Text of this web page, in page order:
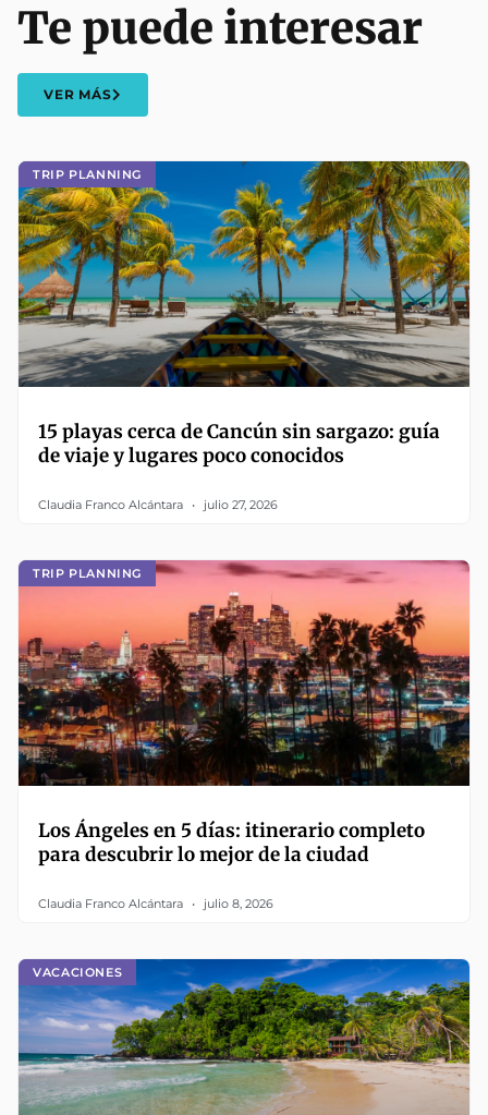
TRIP PLANNING
15 playas cerca de Cancún sin sargazo: guía
de viaje y lugares poco conocidos
Claudia Franco Alcántara julio 27, 2026
TRIP PLANNING
Los Ángeles en 5 días: itinerario completo
para descubrir lo mejor de la ciudad
Claudia Franco Alcántara julio 8, 2026
VACACIONES
Te puede interesar
VER MÁS